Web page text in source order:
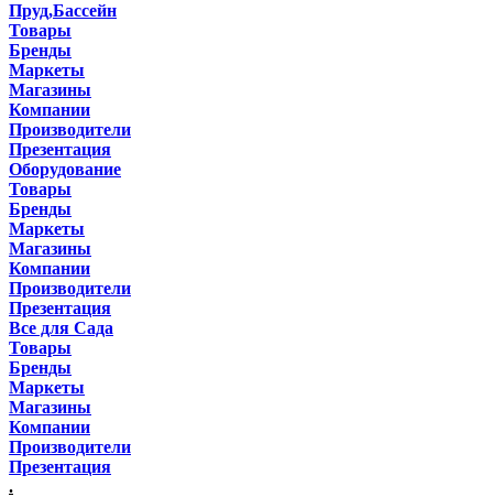
Пруд,Бассейн
Товары
Бренды
Маркеты
Магазины
Компании
Производители
Презентация
Оборудование
Товары
Бренды
Маркеты
Магазины
Компании
Производители
Презентация
Все для Сада
Товары
Бренды
Маркеты
Магазины
Компании
Производители
Презентация
.